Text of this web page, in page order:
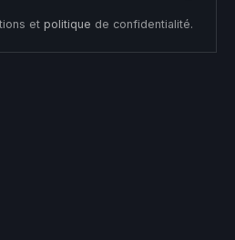
et politique de confidentialité.